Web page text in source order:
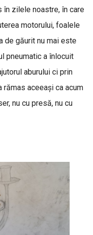
în zilele noastre, în care
motorului, foalele
de găurit nu mai este
pneumatic a înlocuit
aburului ci prin
rămas aceeași ca acum
nu cu presă, nu cu